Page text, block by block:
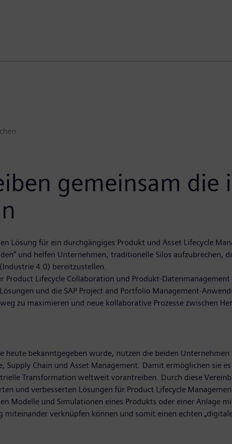
gemeinsam die
Lösung für ein durchgängiges Produkt und Asset Lifecycle
und helfen Unternehmen, traditionelle Silos
4.0) bereitzustellen.
Product Lifecycle Collaboration und Produkt-Datenmanagement
und die SAP Project and Portfolio Management-
zu maximieren und neue kollaborative Prozesse zwischen
heute bekanntgegeben wurde, nutzen die beiden
Supply Chain und Asset Management. Damit ermöglichen sie
Transformation weltweit vorantreiben. Durch diese
und verbesserten Lösungen für Product Lifecycle
Modelle und Simulationen eines Produkts oder einer Anlage
verknüpfen können und somit einen echten